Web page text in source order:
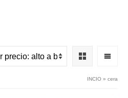
INCIO » cera
€